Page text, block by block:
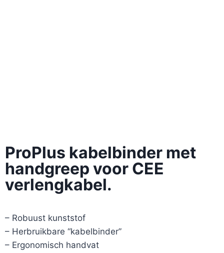
ProPlus kabelbinder met
handgreep voor CEE
verlengkabel.
– Robuust kunststof
– Herbruikbare “kabelbinder”
– Ergonomisch handvat